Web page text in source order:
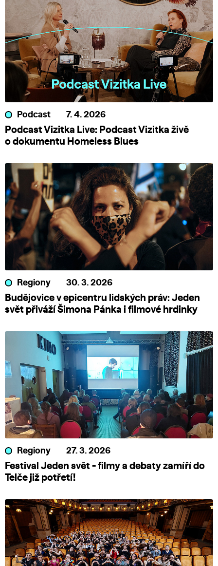
Podcast 7. 4. 2026
Podcast Vizitka Live: Podcast Vizitka živě
o dokumentu Homeless Blues
Regiony 30. 3. 2026
Budějovice v epicentru lidských práv: Jeden
svět přiváží Šimona Pánka i filmové hrdinky
Regiony 27. 3. 2026
Festival Jeden svět - filmy a debaty zamíří do
Telče již potřetí!